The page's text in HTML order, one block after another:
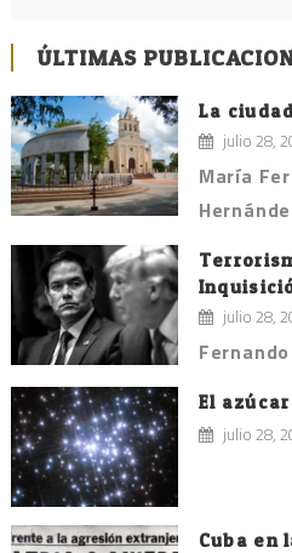
ÚLTIMAS
La
julio 28,
María
julio 28,
El
julio 28,
Cuba en